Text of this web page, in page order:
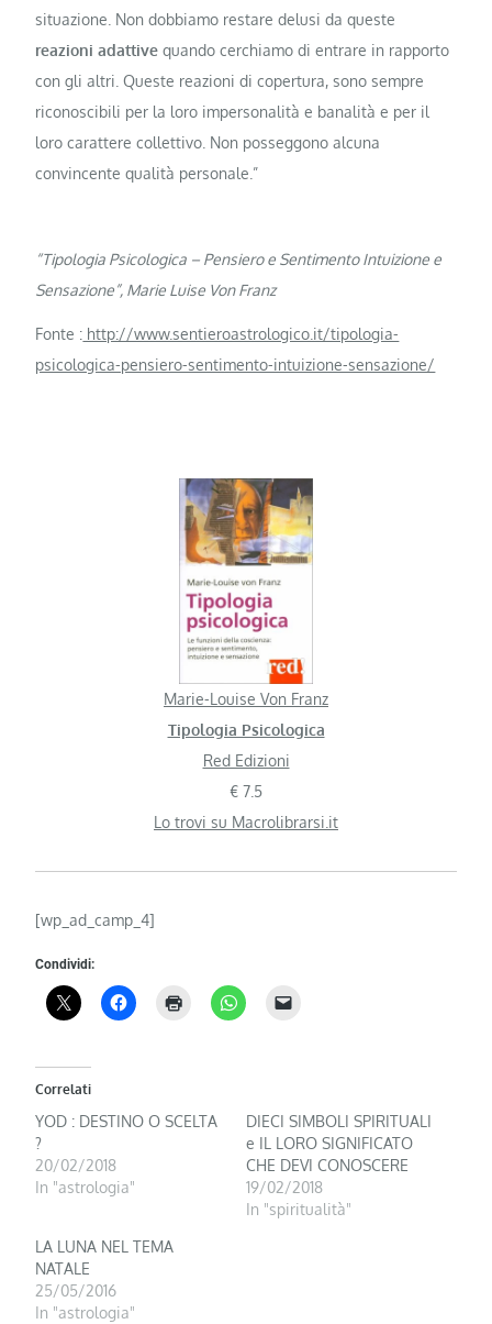
situazione. Non dobbiamo restare delusi da queste
reazioni adattive quando cerchiamo di entrare in rapporto
con gli altri. Queste reazioni di copertura, sono sempre
riconoscibili per la loro impersonalità e banalità e per il
loro carattere collettivo. Non posseggono alcuna
convincente qualità personale.”
“Tipologia Psicologica – Pensiero e Sentimento Intuizione e
Sensazione”, Marie Luise Von Franz
Fonte : http://www.sentieroastrologico.it/tipologia-
psicologica-pensiero-sentimento-intuizione-sensazione/
Marie-Louise Von Franz
Tipologia Psicologica
Red Edizioni
€ 7.5
Lo trovi su Macrolibrarsi.it
[wp_ad_camp_4]
Condividi:
Correlati
YOD : DESTINO O SCELTA
?
20/02/2018
In "astrologia"
DIECI SIMBOLI SPIRITUALI
e IL LORO SIGNIFICATO
CHE DEVI CONOSCERE
19/02/2018
In "spiritualità"
LA LUNA NEL TEMA
NATALE
25/05/2016
In "astrologia"